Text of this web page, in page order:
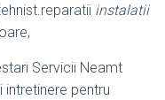
instalatii
Servicii Neamt
pentru